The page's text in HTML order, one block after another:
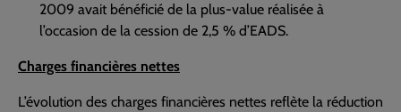
2009 avait bénéficié de la plus-value réalisée à
l’occasion de la cession de 2,5 % d’EADS.
Charges financières nettes
L’évolution des charges financières nettes reflète la réduction